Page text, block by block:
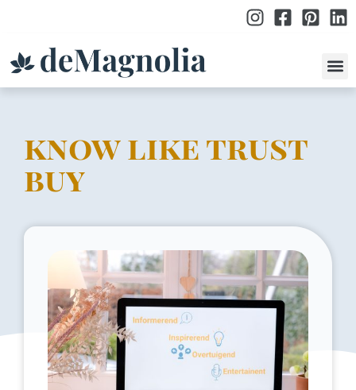
know like trust
buy